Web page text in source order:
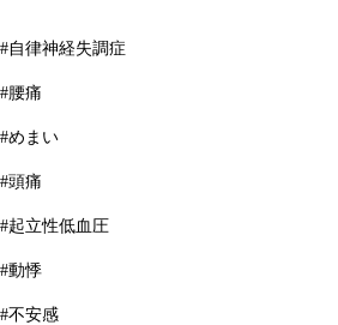
#自律神経失調症
#腰痛
#めまい
#頭痛
#起立性低血圧
#動悸
#不安感